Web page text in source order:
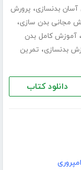
آسان بدنسازی، پرورش
مجانی بدن سازی،
،آموزش کامل بدن
بدنسازی، تمرین
دانلود کتاب